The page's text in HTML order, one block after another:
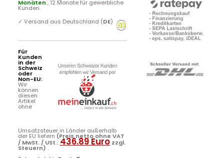
Monaten , 12 Monate für gewerbliche
Kunden.
✓ Versand aus Deutschland (DE)
Für
Kunden
in der
Schweiz
oder
Non-EU:
Wir
können
diesen
Artikel
ohne
Umsatzsteuer in Länder außerhalb
der EU liefern (Preis netto ohne VAT
/ MwSt. / USt.:436.89 Euro zzgl.
Steuern) .